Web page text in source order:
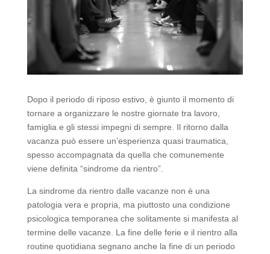
Dopo il periodo di riposo estivo, è giunto il momento di
tornare a organizzare le nostre giornate tra lavoro,
famiglia e gli stessi impegni di sempre. Il ritorno dalla
vacanza può essere un’esperienza quasi traumatica,
spesso accompagnata da quella che comunemente
viene definita “sindrome da rientro”.
La sindrome da rientro dalle vacanze non è una
patologia vera e propria, ma piuttosto una condizione
psicologica temporanea che solitamente si manifesta al
termine delle vacanze. La fine delle ferie e il rientro alla
routine quotidiana segnano anche la fine di un periodo